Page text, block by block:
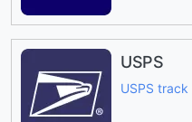
USPS
USPS